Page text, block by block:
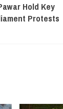
Hold Key
Protests